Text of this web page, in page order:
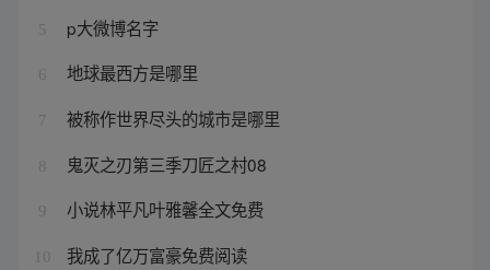
5 p大微博名字
6 地球最西方是哪里
7 被称作世界尽头的城市是哪里
8 鬼灭之刃第三季刀匠之村08
9 小说林平凡叶雅馨全文免费
10 我成了亿万富豪免费阅读